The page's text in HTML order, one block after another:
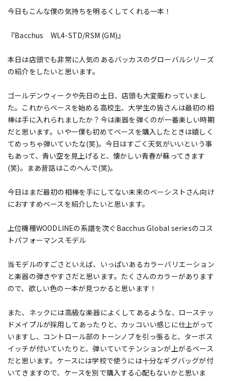
今日もこんな僕の気持ちを明るくしてくれる一本！
『Bacchus WL4-STD/RSM (GM)』
本日は店頭でも非常に人気のあるバッカスのグローバルシリーズ
の紹介をしたいと思います。
ゴールデンウィークや先日の土日、店頭も大変賑わっていまし
た。これからベースを始める高校生、大学生の皆さんは最初の相
棒は手に入れられましたか？今は楽器を弾くのが一番楽しい時期
だと思います。いやー僕も初めてベースを購入したときは嬉しく
てめっちゃ弾いていたな(笑)。今日はすごく天気がいいという事
もあって、青い空を見上げると、懐かしい青春が蘇ってきます
(笑)。まあ昔話はこのへんで(笑)。
今日はまだ最初の相棒を手にしてない未来のベーシストさん向け
におすすめベースを紹介したいと思います。
上位機種WOODLINEの系譜を次ぐBacchus Global seriesのコス
トパフォーマンスモデル
当モデルのすごさといえば、いっぱいあるカラーバリエーション
と楽器の弾きやすさだと思います。たくさんのカラーがあります
ので、欲しい色の一本が見つかると思います！
また、ネックには高級な楽器によくしてあるような、ローステッ
ドメイプルが採用してあったりと、カッコいい感じに仕上がって
いますし、コントロール部のトーンノブを引っ張ると、ターボス
イッチが付いていたりと、弾いていてテンションが上がるベース
だと思います。ケースには学校で使うには十分なギグバッグが付
いてきますので、ケースを別で購入する心配もないかと思いま